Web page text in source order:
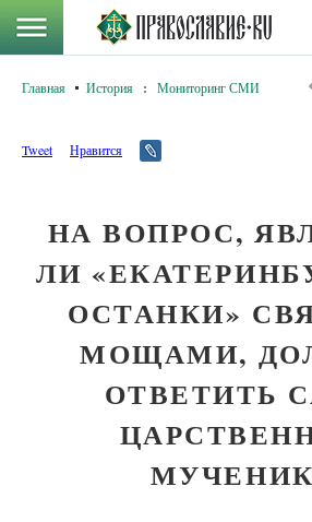
Главная История : Мониторинг СМИ
Tweet Нравится
НА ВОПРОС,
ЛИ
ОСТАНКИ»
МОЩАМИ,
ОТВЕТИТЬ